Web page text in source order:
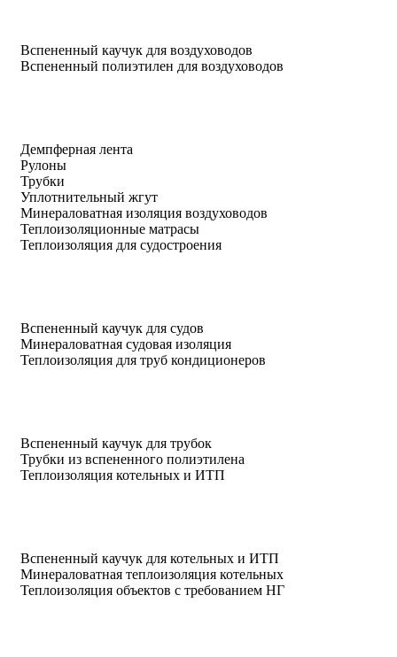
Вспененный каучук для воздуховодов
Вспененный полиэтилен для воздуховодов
Демпферная лента
Рулоны
Трубки
Уплотнительный жгут
Минераловатная изоляция воздуховодов
Теплоизоляционные матрасы
Теплоизоляция для судостроения
Вспененный каучук для судов
Минераловатная судовая изоляция
Теплоизоляция для труб кондиционеров
Вспененный каучук для трубок
Трубки из вспененного полиэтилена
Теплоизоляция котельных и ИТП
Вспененный каучук для котельных и ИТП
Минераловатная теплоизоляция котельных
Теплоизоляция объектов с требованием НГ